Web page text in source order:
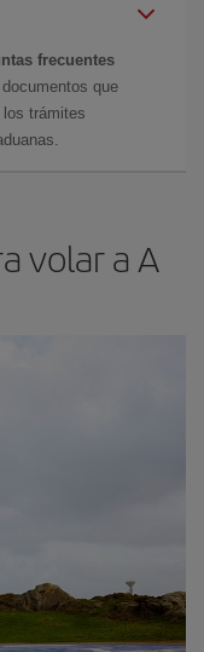
frecuentes
que
trámites
volar a A